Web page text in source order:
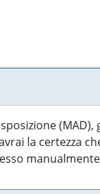
(MAD),
la certezza